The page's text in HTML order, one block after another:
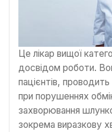
Це лікар вищої
досвідом роботи.
пацієнтів,
при порушеннях
захворювання
зокрема виразкову